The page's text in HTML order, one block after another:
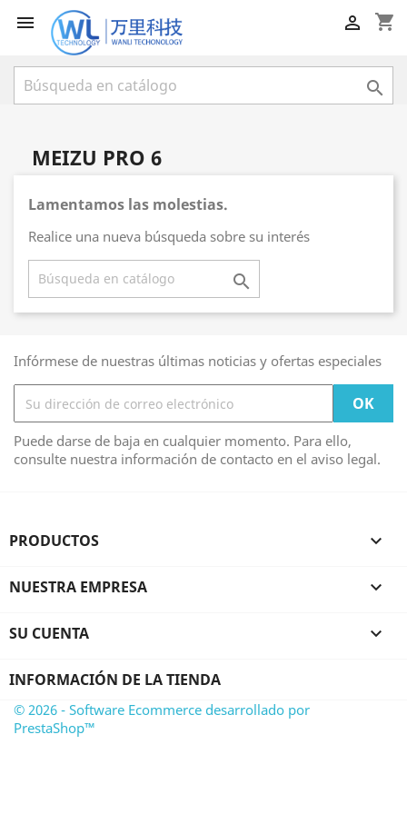
 shopping_cart


MEIZU PRO 6
Lamentamos las molestias.
Realice una nueva búsqueda sobre su interés

Infórmese de nuestras últimas noticias y ofertas especiales
Puede darse de baja en cualquier momento. Para ello,
consulte nuestra información de contacto en el aviso legal.
PRODUCTOS 
NUESTRA EMPRESA 
SU CUENTA 
INFORMACIÓN DE LA TIENDA
© 2026 - Software Ecommerce desarrollado por
PrestaShop™